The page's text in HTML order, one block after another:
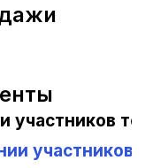
участников
участников